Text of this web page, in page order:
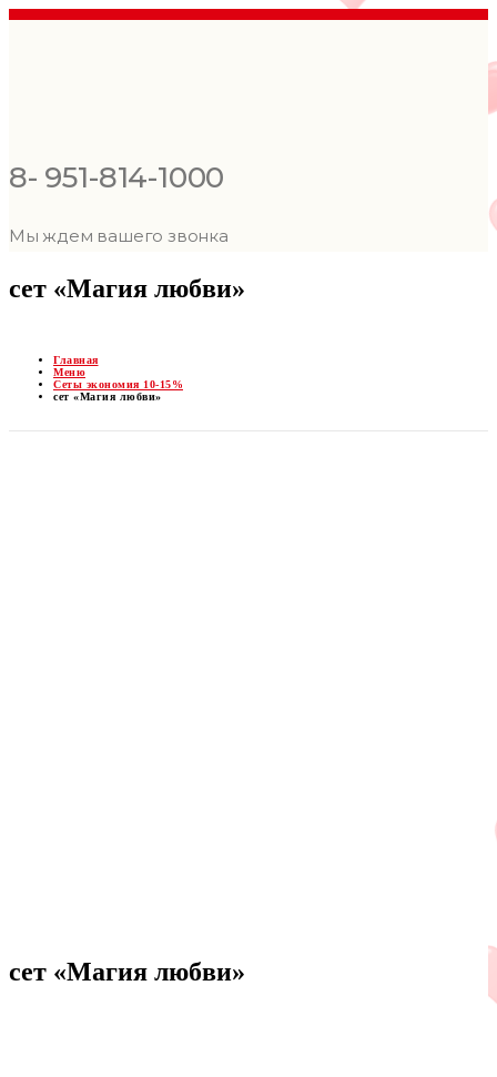
8- 951-814-1000
Мы ждем вашего звонка
сет «Магия любви»
Главная
Меню
Сеты экономия 10-15%
сет «Магия любви»
сет «Магия любви»